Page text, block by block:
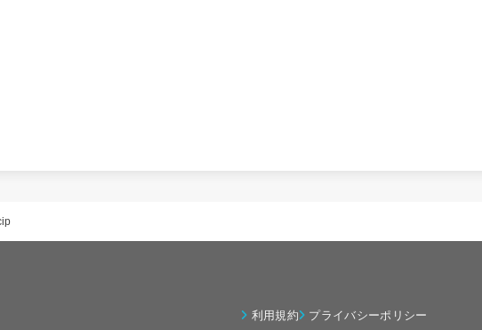
利用規約 プライバシーポリシー